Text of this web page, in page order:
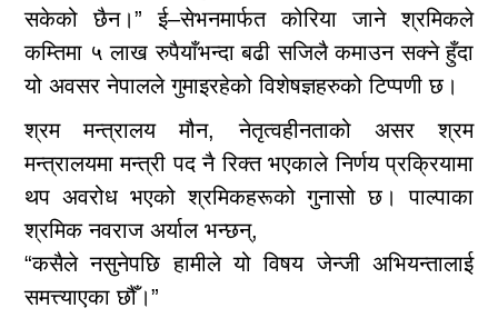
सकेको छैन।” ई–सेभनमार्फत कोरिया जाने श्रमिकले
कम्तिमा ५ लाख रुपैयाँभन्दा बढी सजिलै कमाउन सक्ने हुँदा
यो अवसर नेपालले गुमाइरहेको विशेषज्ञहरुको टिप्पणी छ।
श्रम मन्त्रालय मौन, नेतृत्वहीनताको असर श्रम
मन्त्रालयमा मन्त्री पद नै रिक्त भएकाले निर्णय प्रक्रियामा
थप अवरोध भएको श्रमिकहरूको गुनासो छ। पाल्पाका
श्रमिक नवराज अर्याल भन्छन्,
“कसैले नसुनेपछि हामीले यो विषय जेन्जी अभियन्तालाई
समत्त्याएका छौँ।”